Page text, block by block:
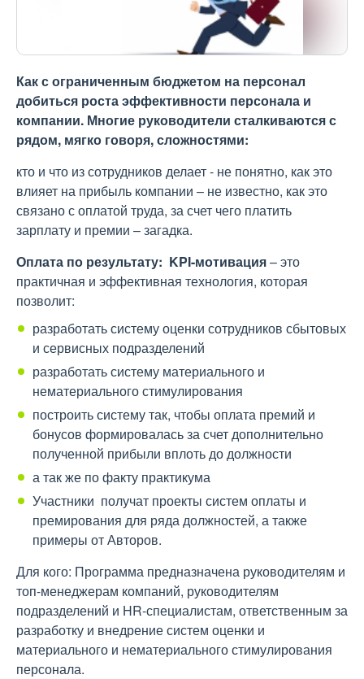
Как с ограниченным бюджетом на персонал
добиться роста эффективности персонала и
компании. Многие руководители сталкиваются с
рядом, мягко говоря, сложностями:
кто и что из сотрудников делает - не понятно, как это
влияет на прибыль компании – не известно, как это
связано с оплатой труда, за счет чего платить
зарплату и премии – загадка.
Оплата по результату: KPI-мотивация– это
практичная и эффективная технология, которая
позволит:
разработать систему оценки сотрудников сбытовых
и сервисных подразделений
разработать систему материального и
нематериального стимулирования
построить систему так, чтобы оплата премий и
бонусов формировалась за счет дополнительно
полученной прибыли вплоть до должности
а так же по факту практикума
Участники получат проекты систем оплаты и
премирования для ряда должностей, а также
примеры от Авторов.
Для кого: Программа предназначена руководителям и
топ-менеджерам компаний, руководителям
подразделений и HR-специалистам, ответственным за
разработку и внедрение систем оценки и
материального и нематериального стимулирования
персонала.